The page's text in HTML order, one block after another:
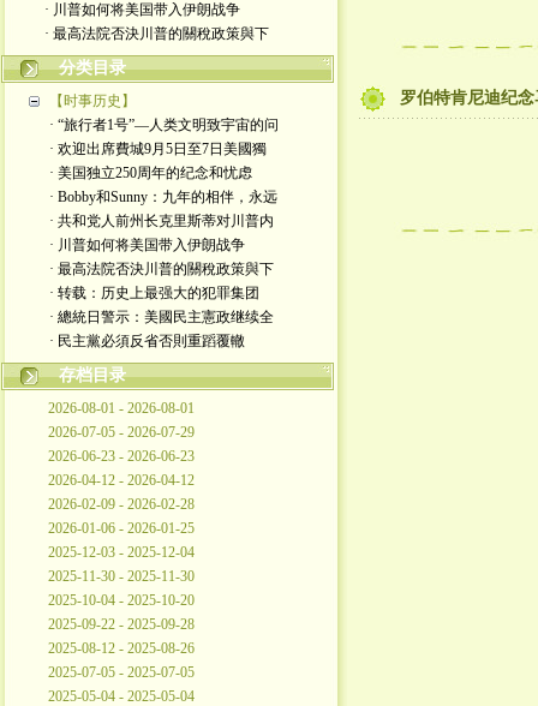
· 川普如何将美国带入伊朗战争
· 最高法院否決川普的關稅政策與下
分类目录
【时事历史】
· “旅行者1号”—人类文明致宇宙的问
· 欢迎出席費城9月5日至7日美國獨
· 美国独立250周年的纪念和忧虑
· Bobby和Sunny：九年的相伴，永远
· 共和党人前州长克里斯蒂对川普内
· 川普如何将美国带入伊朗战争
· 最高法院否決川普的關稅政策與下
· 转载：历史上最强大的犯罪集团
· 總統日警示：美國民主憲政继续全
· 民主黨必須反省否則重蹈覆轍
存档目录
2026-08-01 - 2026-08-01
2026-07-05 - 2026-07-29
2026-06-23 - 2026-06-23
2026-04-12 - 2026-04-12
2026-02-09 - 2026-02-28
2026-01-06 - 2026-01-25
2025-12-03 - 2025-12-04
2025-11-30 - 2025-11-30
2025-10-04 - 2025-10-20
2025-09-22 - 2025-09-28
2025-08-12 - 2025-08-26
2025-07-05 - 2025-07-05
2025-05-04 - 2025-05-04
罗伯特肯尼迪纪